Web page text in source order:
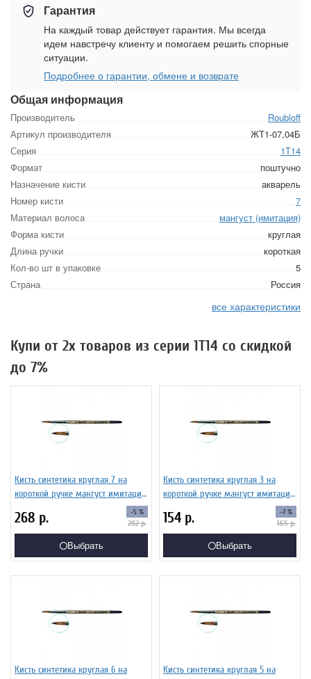
Общая информация
Производитель
Roubloff
Артикул производителя
ЖТ1-07,04Б
Серия
1Т14
Формат
поштучно
Назначение кисти
акварель
Номер кисти
7
Материал волоса
мангуст (имитация)
Форма кисти
круглая
Длина ручки
короткая
Кол-во шт в упаковке
5
Страна
Россия
все характеристики
Гарантия
На каждый товар действует гарантия. Мы всегда
идем навстречу клиенту и помогаем решить спорные
ситуации.
Подробнее о гарантии, обмене и возврате
Купи от 2х товаров из серии 1Т14 со скидкой
до 7%
Кисть синтетика круглая 7 на
короткой ручке мангуст имитация
268 р. -5 %
282р.
Выбрать
Кисть синтетика круглая 3 на
короткой ручке мангуст имитация
154 р. -7 %
165р.
Выбрать
Кисть синтетика круглая 6 на
Кисть синтетика круглая 5 на